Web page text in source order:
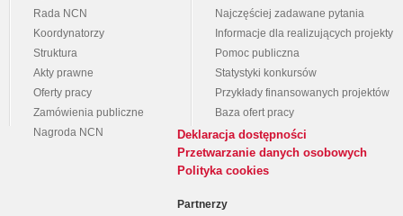
Rada NCN
Koordynatorzy
Struktura
Akty prawne
Oferty pracy
Zamówienia publiczne
Nagroda NCN
Najczęściej zadawane pytania
Informacje dla realizujących projekty
Pomoc publiczna
Statystyki konkursów
Przykłady finansowanych projektów
Baza ofert pracy
Deklaracja dostępności
Przetwarzanie danych osobowych
Polityka cookies
Partnerzy